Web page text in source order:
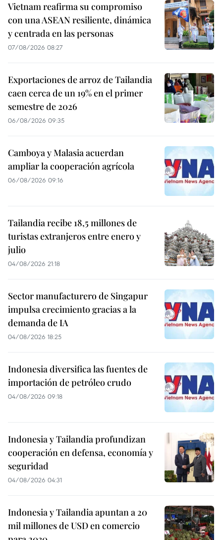
Vietnam reafirma su compromiso
con una ASEAN resiliente, dinámica
y centrada en las personas
07/08/2026 08:27
Exportaciones de arroz de Tailandia
caen cerca de un 19% en el primer
semestre de 2026
06/08/2026 09:35
Camboya y Malasia acuerdan
ampliar la cooperación agrícola
06/08/2026 09:16
Tailandia recibe 18,5 millones de
turistas extranjeros entre enero y
julio
04/08/2026 21:18
Sector manufacturero de Singapur
impulsa crecimiento gracias a la
demanda de IA
04/08/2026 18:25
Indonesia diversifica las fuentes de
importación de petróleo crudo
04/08/2026 09:18
Indonesia y Tailandia profundizan
cooperación en defensa, economía y
seguridad
04/08/2026 04:31
Indonesia y Tailandia apuntan a 20
mil millones de USD en comercio